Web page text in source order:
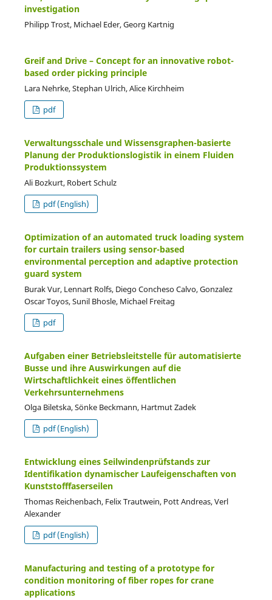
investigation
Philipp Trost, Michael Eder, Georg Kartnig
Greif and Drive – Concept for an innovative robot-
based order picking principle
Lara Nehrke, Stephan Ulrich, Alice Kirchheim
pdf
Verwaltungsschale und Wissensgraphen-basierte
Planung der Produktionslogistik in einem Fluiden
Produktionssystem
Ali Bozkurt, Robert Schulz
pdf (English)
Optimization of an automated truck loading system
for curtain trailers using sensor-based
environmental perception and adaptive protection
guard system
Burak Vur, Lennart Rolfs, Diego Concheso Calvo, Gonzalez
Oscar Toyos, Sunil Bhosle, Michael Freitag
pdf
Aufgaben einer Betriebsleitstelle für automatisierte
Busse und ihre Auswirkungen auf die
Wirtschaftlichkeit eines öffentlichen
Verkehrsunternehmens
Olga Biletska, Sönke Beckmann, Hartmut Zadek
pdf (English)
Entwicklung eines Seilwindenprüfstands zur
Identifikation dynamischer Laufeigenschaften von
Kunststofffaserseilen
Thomas Reichenbach, Felix Trautwein, Pott Andreas, Verl
Alexander
pdf (English)
Manufacturing and testing of a prototype for
condition monitoring of fiber ropes for crane
applications